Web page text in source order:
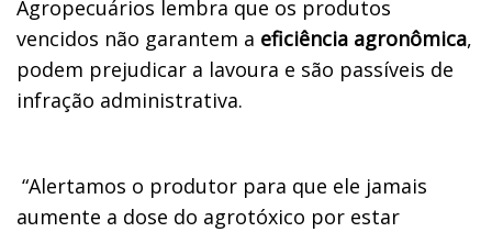
Agropecuários lembra que os produtos
vencidos não garantem a eficiência agronômica,
podem prejudicar a lavoura e são passíveis de
infração administrativa.
“Alertamos o produtor para que ele jamais
aumente a dose do agrotóxico por estar